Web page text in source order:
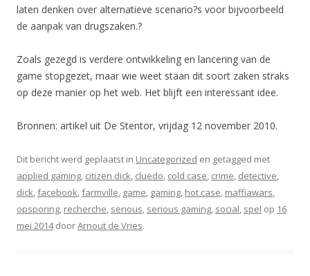
laten denken over alternatieve scenario?s voor bijvoorbeeld
de aanpak van drugszaken.?
Zoals gezegd is verdere ontwikkeling en lancering van de
game stopgezet, maar wie weet staan dit soort zaken straks
op deze manier op het web. Het blijft een interessant idee.
Bronnen: artikel uit De Stentor, vrijdag 12 november 2010.
Dit bericht werd geplaatst in Uncategorized en getagged met
applied gaming, citizen dick, cluedo, cold case, crime, detective,
dick,facebook,farmville, game, gaming, hot case, maffiawars,
opsporing, recherche, serious, serious gaming, social, spel op 16
mei 2014doorArnout de Vries.